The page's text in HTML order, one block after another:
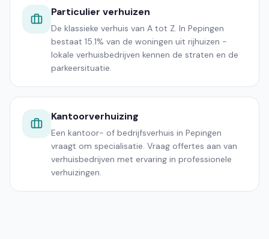
Particulier verhuizen
De klassieke verhuis van A tot Z. In Pepingen
bestaat 15.1% van de woningen uit rijhuizen -
lokale verhuisbedrijven kennen de straten en de
parkeersituatie.
Kantoorverhuizing
Een kantoor- of bedrijfsverhuis in Pepingen
vraagt om specialisatie. Vraag offertes aan van
verhuisbedrijven met ervaring in professionele
verhuizingen.